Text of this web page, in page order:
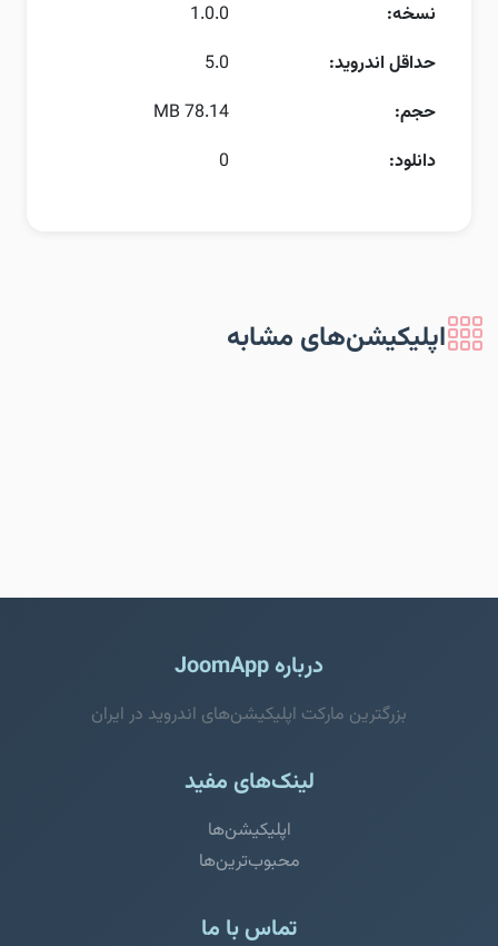
نسخه:
1.0.0
حداقل اندروید:
5.0
حجم:
78.14 MB
دانلود:
0
اپلیکیشن‌های مشابه
درباره JoomApp
بزرگترین مارکت اپلیکیشن‌های اندروید در ایران
لینک‌های مفید
اپلیکیشن‌ها
محبوب‌ترین‌ها
تماس با ما